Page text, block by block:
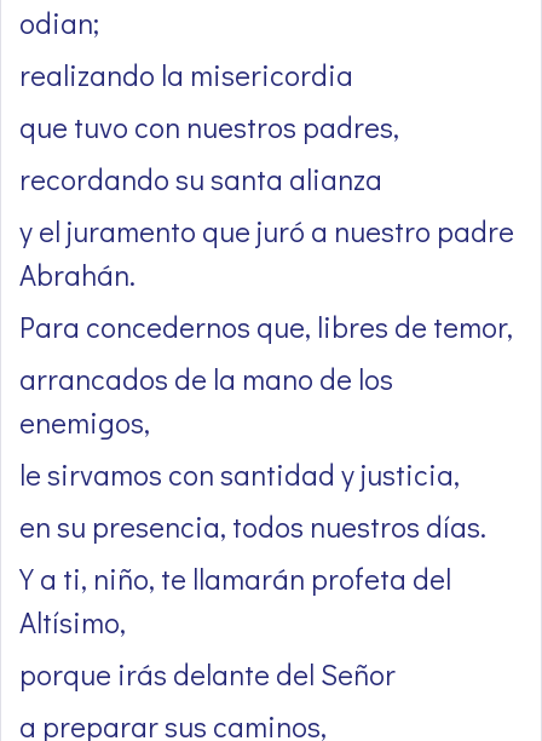
odian;
realizando la misericordia
que tuvo con nuestros padres,
recordando su santa alianza
y el juramento que juró a nuestro padre
Abrahán.
Para concedernos que, libres de temor,
arrancados de la mano de los
enemigos,
le sirvamos con santidad y justicia,
en su presencia, todos nuestros días.
Y a ti, niño, te llamarán profeta del
Altísimo,
porque irás delante del Señor
a preparar sus caminos,